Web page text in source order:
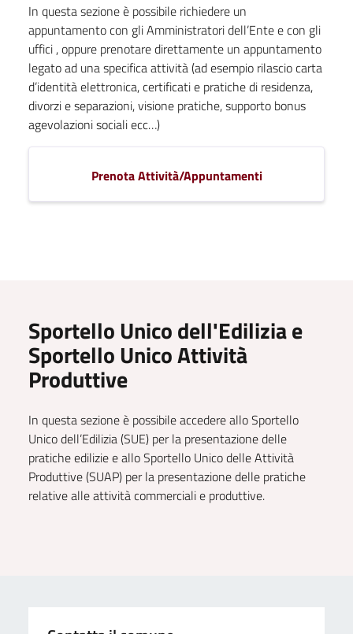
In questa sezione è possibile richiedere un
appuntamento con gli Amministratori dell’Ente e con gli
uffici , oppure prenotare direttamente un appuntamento
legato ad una specifica attività (ad esempio rilascio carta
d’identità elettronica, certificati e pratiche di residenza,
divorzi e separazioni, visione pratiche, supporto bonus
agevolazioni sociali ecc…)
Prenota Attività/Appuntamenti
Sportello Unico dell'Edilizia e
Sportello Unico Attività
Produttive
In questa sezione è possibile accedere allo Sportello
Unico dell’Edilizia (SUE) per la presentazione delle
pratiche edilizie e allo Sportello Unico delle Attività
Produttive (SUAP) per la presentazione delle pratiche
relative alle attività commerciali e produttive.